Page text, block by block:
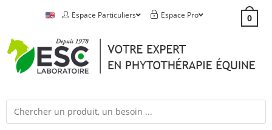
Espace Particuliers Espace Pro 0